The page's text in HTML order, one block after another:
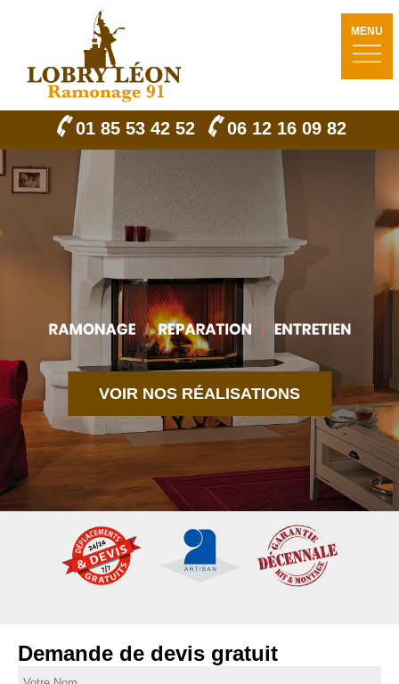
MENU
01 85 53 42 52 06 12 16 09 82
VOIR NOS RÉALISATIONS
Demande de devis gratuit